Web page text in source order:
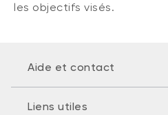
les objectifs visés.
Aide et contact
Liens utiles